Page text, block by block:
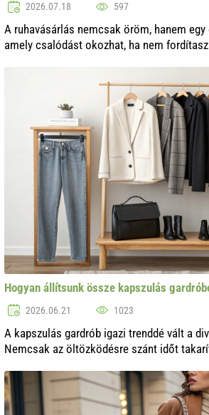
2026.07.18 597
A ruhavásárlás nemcsak öröm, hanem
amely csalódást okozhat, ha nem
Hogyan állítsunk össze kapszulás
2026.06.21 1023
A kapszulás gardrób igazi trenddé vált a
Nemcsak az öltözködésre szánt időt
gardrób alapgondolata az, ...